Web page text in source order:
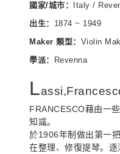
國家/城市：
Italy /
出生： 1874 ~ 1949
Maker 類型： Violin
學派：
Revenna
L
FRANCESCO藉由一
知識。
於1906年制做出第一
在整理、修復提琴。